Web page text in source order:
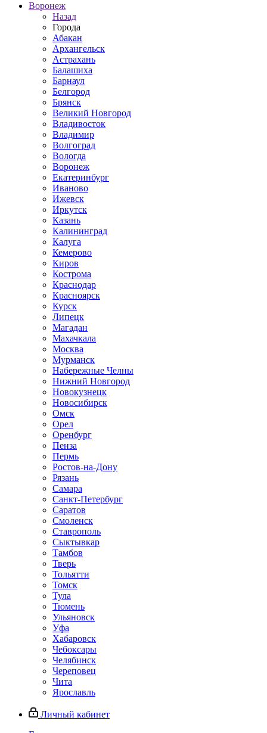
Воронеж
Назад
Города
Абакан
Архангельск
Астрахань
Балашиха
Барнаул
Белгород
Брянск
Великий Новгород
Владивосток
Владимир
Волгоград
Вологда
Воронеж
Екатеринбург
Иваново
Ижевск
Иркутск
Казань
Калининград
Калуга
Кемерово
Киров
Кострома
Краснодар
Красноярск
Курск
Липецк
Магадан
Махачкала
Москва
Мурманск
Набережные Челны
Нижний Новгород
Новокузнецк
Новосибирск
Омск
Орел
Оренбург
Пенза
Пермь
Ростов-на-Дону
Рязань
Самара
Санкт-Петербург
Саратов
Смоленск
Ставрополь
Сыктывкар
Тамбов
Тверь
Тольятти
Томск
Тула
Тюмень
Ульяновск
Уфа
Хабаровск
Чебоксары
Челябинск
Череповец
Чита
Ярославль
Личный кабинет